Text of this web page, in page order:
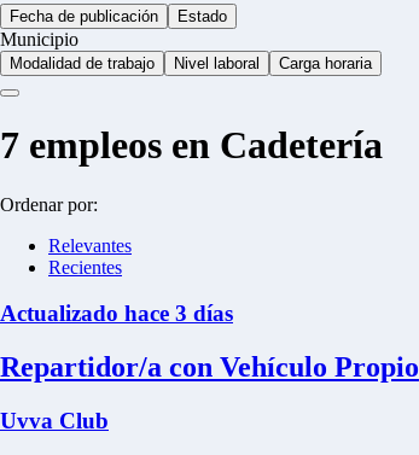
Fecha de publicación Estado
Municipio
Modalidad de trabajo Nivel laboral Carga horaria
7 empleos en Cadetería
Ordenar por:
Relevantes
Recientes
Actualizado hace 3 días
Repartidor/a con Vehículo Propio
Uvva Club